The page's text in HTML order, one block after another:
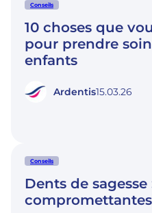
Conseils
10 choses que
pour prendre
enfants
Ardentis15.03.26
Conseils
Dents de